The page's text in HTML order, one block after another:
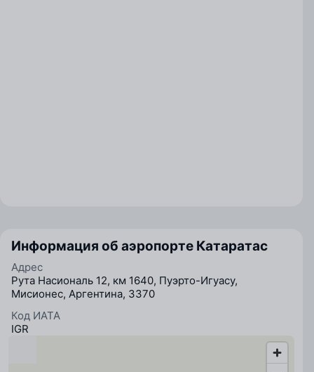
Информация об аэропорте Катаратас
Адрес
Рута Насиональ 12, км 1640, Пуэрто-Игуасу,
Мисионес, Аргентина, 3370
Код ИАТА
IGR